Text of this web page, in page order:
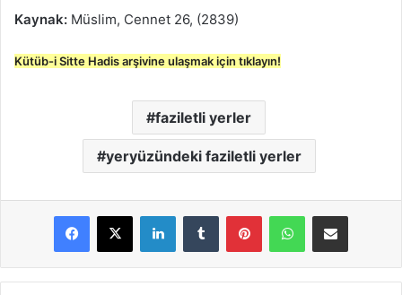
Kaynak: Müslim, Cennet 26, (2839)
Kütüb-i Sitte Hadis arşivine ulaşmak için tıklayın!
faziletli yerler
yeryüzündeki faziletli yerler